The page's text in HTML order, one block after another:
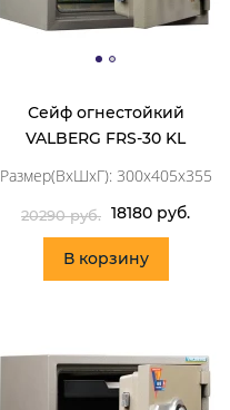
Сейф огнестойкий
VALBERG FRS-30 KL
Размер(ВхШхГ): 300x405x355
20290 руб. 18180 руб.
В корзину